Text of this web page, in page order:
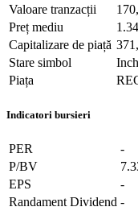
Valoare tranzacții
Preț mediu
Capitalizare de piață
Stare simbol
Piața
Indicatori bursieri
PER
-
P/BV
EPS
-
Randament Dividend -